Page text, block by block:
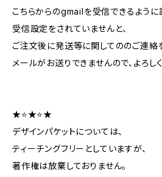
こちらからのgmailを受信できるように
受信設定をされていませんと、
ご注文後に発送等に関してののご連絡
メールがお送りできませんので、よろし
★⭐★⭐★
デザインパケットについては、
ティーチングフリーとしていますが、
著作権は放棄しておりません。